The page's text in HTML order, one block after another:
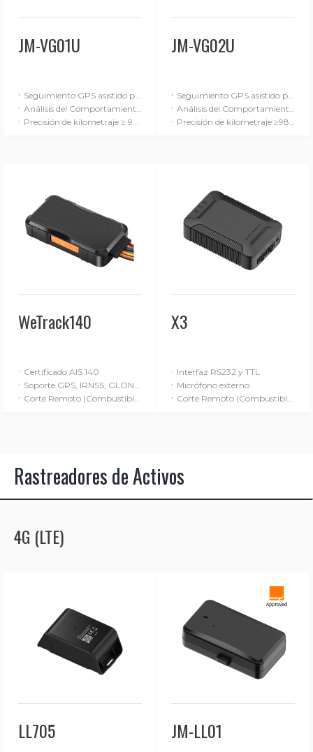
JM-VG01U
· Seguimiento GPS asistido por INS
· Análisis del Comportamiento de Conducción (Avanzado)
· Precisión de kilometraje ≥ 98%
JM-VG02U
· Seguimiento GPS asistido por INS
· Análisis del Comportamiento de Conducción (Avanzado)
· Precisión de kilometraje ≥98%
WeTrack140
· Certificado AIS 140
· Soporte GPS, IRNSS, GLONASS
· Corte Remoto (Combustible / Alimentación)
X3
· Interfaz RS232 y TTL
· Micrófono externo
· Corte Remoto (Combustible / Alimentación)
Rastreadores de Activos
4G (LTE)
LL705 JM-LL01